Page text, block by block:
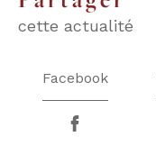
cette actualité
Facebook